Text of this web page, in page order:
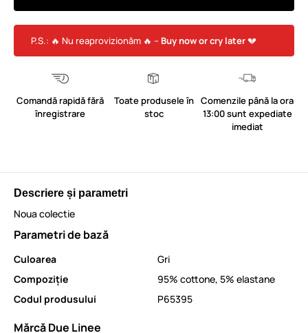
P.S.: 🔥 Nu reaprovizionăm 🔥 – Buy now or cry later💔
Comandă rapidă fără
înregistrare
Toate produsele în
stoc
Comenzile până la ora
13:00 sunt expediate
imediat
Descriere și parametri
Noua colectie
Parametri de bază
Culoarea
Gri
Compoziție
95% cottone, 5% elastane
Codul produsului
P65395
Mărcă Due Linee